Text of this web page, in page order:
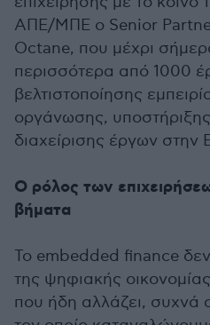
ΑΠΕ/ΜΠΕ ο Senior
Octane, που μέχρι
περισσότερα από 1000
βελτιστοποίησης
οργάνωσης,
διαχείρισης έργων στην
Ο ρόλος των
βήματα
Το embedded finance
της ψηφιακής
που ήδη αλλάζει, συχνά